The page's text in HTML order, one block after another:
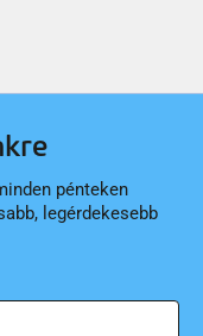
pénteken
legérdekesebb